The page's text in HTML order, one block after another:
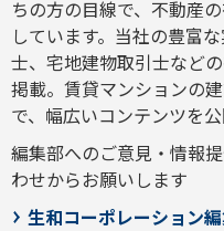
ちの方の目線で、不動産
しています。当社の豊富
士、宅地建物取引士など
掲載。賃貸マンションの
で、幅広いコンテンツを公
編集部へのご意見・情報
わせからお願いします
生和コーポレーション